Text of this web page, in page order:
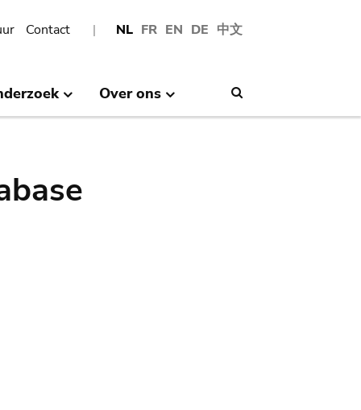
NL FR EN DE 中文
Contact
Over ons